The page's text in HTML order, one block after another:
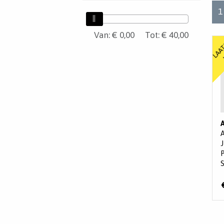
Van:€ 0,00 Tot:€ 40,00
Van
1